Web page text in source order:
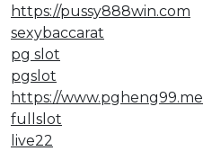
https://pussy888win.com
sexybaccarat
pg slot
pgslot
https://www.pgheng99.me
fullslot
live22